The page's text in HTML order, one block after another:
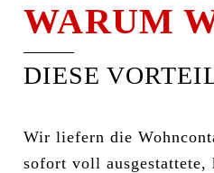
WARUM
DIESE
Wir liefern die
sofort voll ausgestattete,